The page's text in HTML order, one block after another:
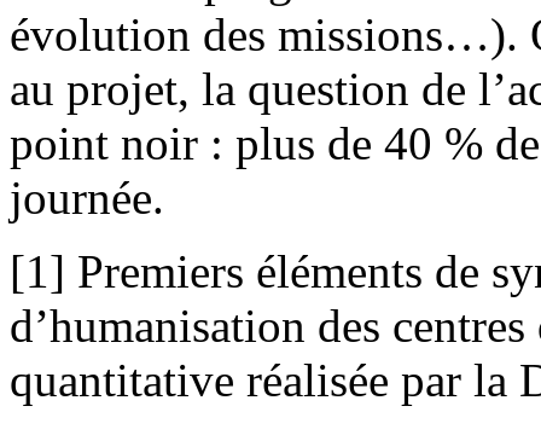
évolution des missions…).
au projet, la question de
point noir : plus de 40 %
journée.
[1] Premiers éléments de
d’humanisation des
quantitative réalisée par la